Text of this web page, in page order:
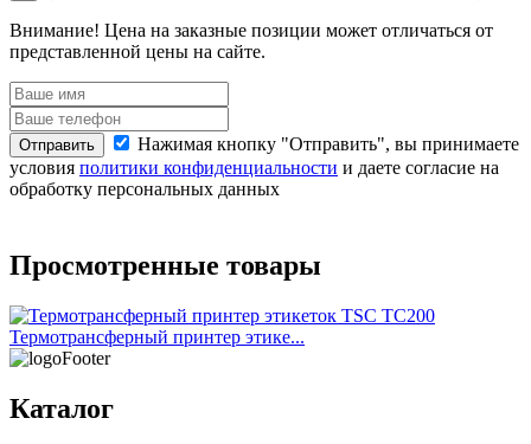
Внимание! Цена на заказные позиции может отличаться от
представленной цены на сайте.
Отправить
Нажимая кнопку "Отправить", вы принимаете
условия политики конфиденциальности и даете согласие на
обработку персональных данных
Просмотренные товары
Термотрансферный принтер этике...
Каталог